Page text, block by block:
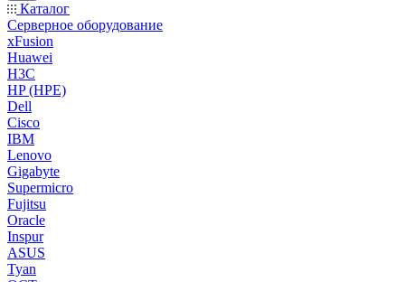
Каталог
Серверное оборудование
xFusion
Huawei
H3C
HP (HPE)
Dell
Cisco
IBM
Lenovo
Gigabyte
Supermicro
Fujitsu
Oracle
Inspur
ASUS
Tyan